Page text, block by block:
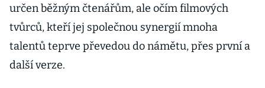
určen běžným čtenářům, ale očím filmových
tvůrců, kteří jej společnou synergií mnoha
talentů teprve převedou do námětu, přes první a
další verze.